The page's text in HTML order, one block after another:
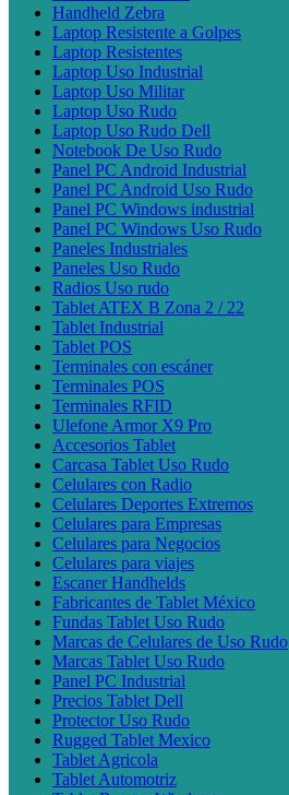
Handheld Zebra
Laptop Resistente a Golpes
Laptop Resistentes
Laptop Uso Industrial
Laptop Uso Militar
Laptop Uso Rudo
Laptop Uso Rudo Dell
Notebook De Uso Rudo
Panel PC Android Industrial
Panel PC Android Uso Rudo
Panel PC Windows industrial
Panel PC Windows Uso Rudo
Paneles Industriales
Paneles Uso Rudo
Radios Uso rudo
Tablet ATEX B Zona 2 / 22
Tablet Industrial
Tablet POS
Terminales con escáner
Terminales POS
Terminales RFID
Ulefone Armor X9 Pro
Accesorios Tablet
Carcasa Tablet Uso Rudo
Celulares con Radio
Celulares Deportes Extremos
Celulares para Empresas
Celulares para Negocios
Celulares para viajes
Escaner Handhelds
Fabricantes de Tablet México
Fundas Tablet Uso Rudo
Marcas de Celulares de Uso Rudo
Marcas Tablet Uso Rudo
Panel PC Industrial
Precios Tablet Dell
Protector Uso Rudo
Rugged Tablet Mexico
Tablet Agricola
Tablet Automotriz